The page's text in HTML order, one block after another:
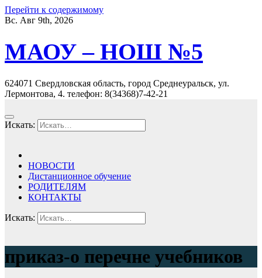
Перейти к содержимому
Вс. Авг 9th, 2026
МАОУ – НОШ №5
624071 Свердловская область, город Среднеуральск, ул.
Лермонтова, 4. телефон: 8(34368)7-42-21
Искать:
НОВОСТИ
Дистанционное обучение
РОДИТЕЛЯМ
КОНТАКТЫ
Искать:
приказ-о перечне учебников